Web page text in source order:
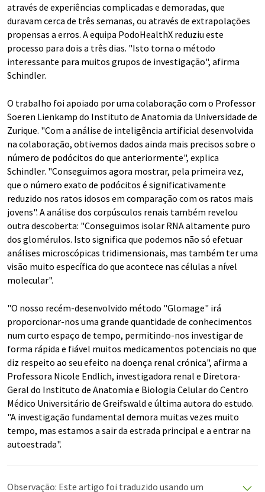
através de experiências complicadas e demoradas, que
duravam cerca de três semanas, ou através de extrapolações
propensas a erros. A equipa PodoHealthX reduziu este
processo para dois a três dias. "Isto torna o método
interessante para muitos grupos de investigação", afirma
Schindler.
O trabalho foi apoiado por uma colaboração com o Professor
Soeren Lienkamp do Instituto de Anatomia da Universidade de
Zurique. "Com a análise de inteligência artificial desenvolvida
na colaboração, obtivemos dados ainda mais precisos sobre o
número de podócitos do que anteriormente", explica
Schindler. "Conseguimos agora mostrar, pela primeira vez,
que o número exato de podócitos é significativamente
reduzido nos ratos idosos em comparação com os ratos mais
jovens". A análise dos corpúsculos renais também revelou
outra descoberta: "Conseguimos isolar RNA altamente puro
dos glomérulos. Isto significa que podemos não só efetuar
análises microscópicas tridimensionais, mas também ter uma
visão muito específica do que acontece nas células a nível
molecular".
"O nosso recém-desenvolvido método "Glomage" irá
proporcionar-nos uma grande quantidade de conhecimentos
num curto espaço de tempo, permitindo-nos investigar de
forma rápida e fiável muitos medicamentos potenciais no que
diz respeito ao seu efeito na doença renal crónica", afirma a
Professora Nicole Endlich, investigadora renal e Diretora-
Geral do Instituto de Anatomia e Biologia Celular do Centro
Médico Universitário de Greifswald e última autora do estudo.
"A investigação fundamental demora muitas vezes muito
tempo, mas estamos a sair da estrada principal e a entrar na
autoestrada".
Observação: Este artigo foi traduzido usando um